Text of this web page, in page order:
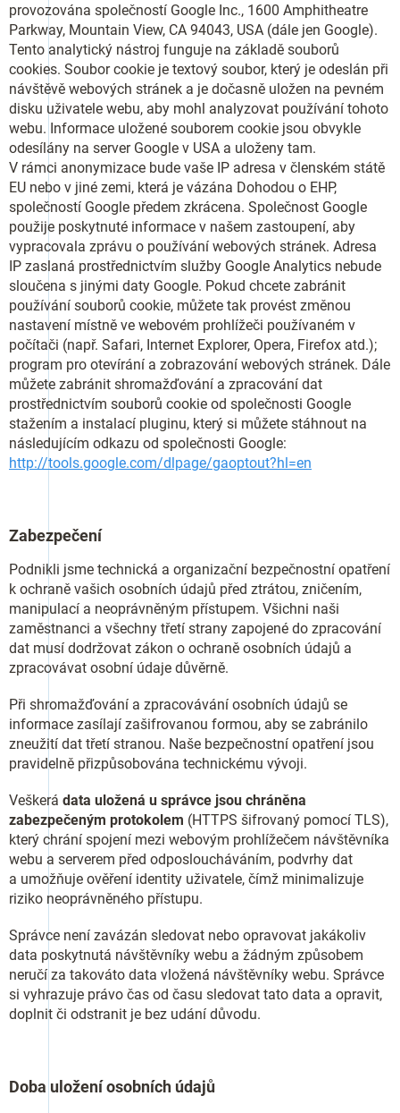
provozována společností Google Inc., 1600 Amphitheatre
Parkway, Mountain View, CA 94043, USA (dále jen Google).
Tento analytický nástroj funguje na základě souborů
cookies. Soubor cookie je textový soubor, který je odeslán při
návštěvě webových stránek a je dočasně uložen na pevném
disku uživatele webu, aby mohl analyzovat používání tohoto
webu. Informace uložené souborem cookie jsou obvykle
odesílány na server Google v USA a uloženy tam.
V rámci anonymizace bude vaše IP adresa v členském státě
EU nebo v jiné zemi, která je vázána Dohodou o EHP,
společností Google předem zkrácena. Společnost Google
použije poskytnuté informace v našem zastoupení, aby
vypracovala zprávu o používání webových stránek. Adresa
IP zaslaná prostřednictvím služby Google Analytics nebude
sloučena s jinými daty Google. Pokud chcete zabránit
používání souborů cookie, můžete tak provést změnou
nastavení místně ve webovém prohlížeči používaném v
počítači (např. Safari, Internet Explorer, Opera, Firefox atd.);
program pro otevírání a zobrazování webových stránek. Dále
můžete zabránit shromažďování a zpracování dat
prostřednictvím souborů cookie od společnosti Google
stažením a instalací pluginu, který si můžete stáhnout na
následujícím odkazu od společnosti Google:
http://tools.google.com/dlpage/gaoptout?hl=en
Zabezpečení
Podnikli jsme technická a organizační bezpečnostní opatření
k ochraně vašich osobních údajů před ztrátou, zničením,
manipulací a neoprávněným přístupem. Všichni naši
zaměstnanci a všechny třetí strany zapojené do zpracování
dat musí dodržovat zákon o ochraně osobních údajů a
zpracovávat osobní údaje důvěrně.
Při shromažďování a zpracovávání osobních údajů se
informace zasílají zašifrovanou formou, aby se zabránilo
zneužití dat třetí stranou. Naše bezpečnostní opatření jsou
pravidelně přizpůsobována technickému vývoji.
Veškerá data uložená u správce jsou chráněna
zabezpečeným protokolem (HTTPS šifrovaný pomocí TLS),
který chrání spojení mezi webovým prohlížečem návštěvníka
webu a serverem před odposloucháváním, podvrhy dat
a umožňuje ověření identity uživatele, čímž minimalizuje
riziko neoprávněného přístupu.
Správce není zavázán sledovat nebo opravovat jakákoliv
data poskytnutá návštěvníky webu a žádným způsobem
neručí za takováto data vložená návštěvníky webu. Správce
si vyhrazuje právo čas od času sledovat tato data a opravit,
doplnit či odstranit je bez udání důvodu.
Doba uložení osobních údajů